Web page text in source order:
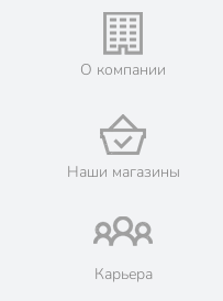
О компании
Наши магазины
Карьера